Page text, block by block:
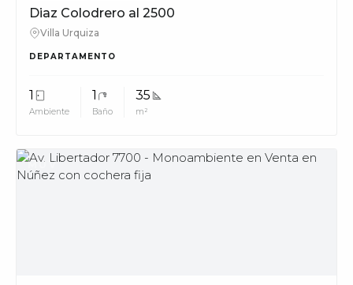
Diaz Colodrero al 2500
Villa Urquiza
DEPARTAMENTO
1
Ambiente
1
Baño
35
m²
MUV